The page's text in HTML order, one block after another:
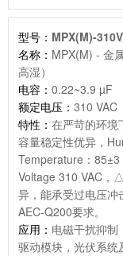
型号： MPX(M)-
名称： MPX(M) - 金
高湿）
电容： 0.22~3.9 µF
额定电压： 310 VAC
特性： 在严苛的环境
容量稳定性优异，
Temperature：
Voltage 310 VAC，
异，能承受过电压冲
AEC-Q200要求。
应用： 电磁干扰抑制
驱动模块，光伏系统